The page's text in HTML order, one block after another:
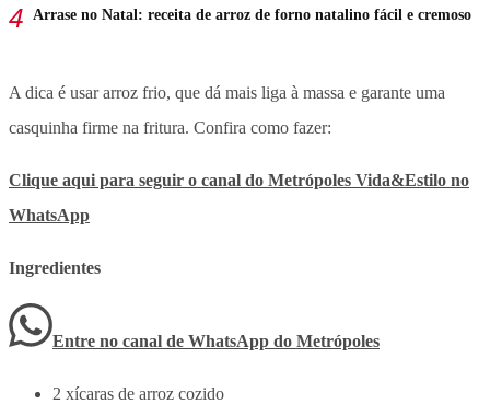
Arrase no Natal: receita de arroz de forno natalino fácil e cremoso
A dica é usar arroz frio, que dá mais liga à massa e garante uma
casquinha firme na fritura. Confira como fazer:
Clique aqui para seguir o canal do Metrópoles Vida&Estilo no
WhatsApp
Ingredientes
Entre no canal de WhatsApp do Metrópoles
2 xícaras de arroz cozido